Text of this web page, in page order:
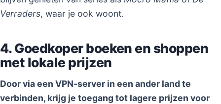
Verraders, waar je ook woont.
4. Goedkoper boeken en shoppen
met lokale prijzen
Door via een VPN-server in een ander land te
verbinden, krijg je toegang tot lagere prijzen voor